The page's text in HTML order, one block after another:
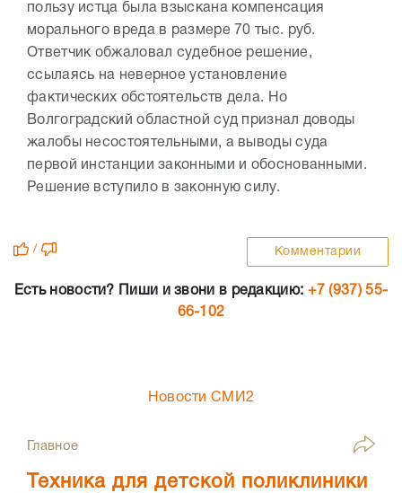
пользу истца была взыскана компенсация
морального вреда в размере 70 тыс. руб.
Ответчик обжаловал судебное решение,
ссылаясь на неверное установление
фактических обстоятельств дела. Но
Волгоградский областной суд признал доводы
жалобы несостоятельными, а выводы суда
первой инстанции законными и обоснованными.
Решение вступило в законную силу.
/ Комментарии
Есть новости? Пиши и звони в редакцию: +7 (937) 55-
66-102
Новости СМИ2
Главное
Техника для детской поликлиники